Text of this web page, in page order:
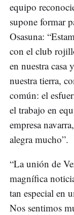
equipo
supone formar
Osasuna:
con el club
en nuestra casa
nuestra tierra,
común: el
el trabajo en
empresa
alegra mucho”.
“La unión de
magnífica
tan especial en
Nos sentimos